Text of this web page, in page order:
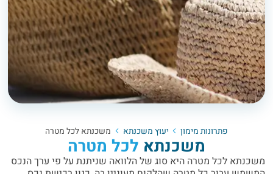
פתרונות מימון יעוץ משכנתא משכנתא לכל מטרה
משכנתא לכל מטרה
משכנתא לכל מטרה היא סוג של הלוואה שניתנת על פי ערך הנכס